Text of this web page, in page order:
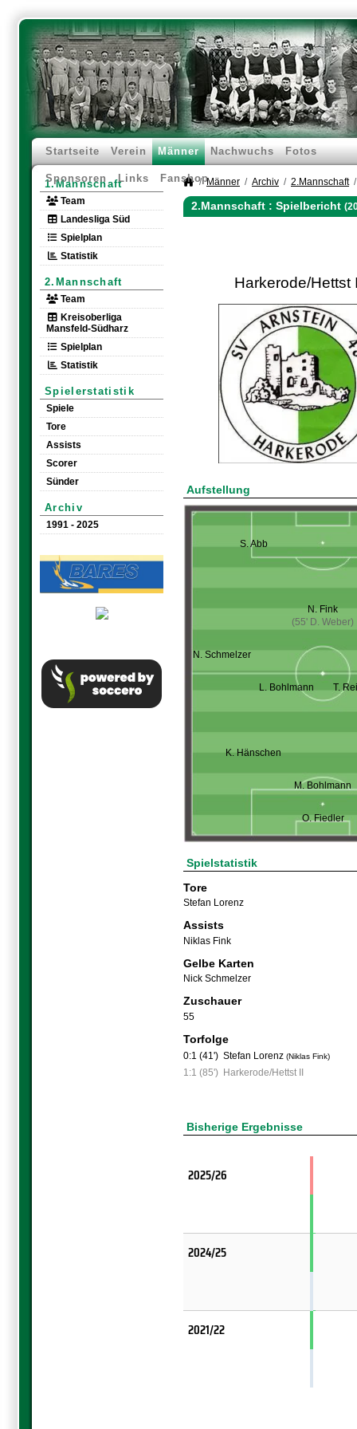
Startseite Verein Männer Nachwuchs Fotos
Sponsoren Links Fanshop
1.Mannschaft
Team
Landesliga Süd
Spielplan
Statistik
2.Mannschaft
Team
Kreisoberliga
Mansfeld-Südharz
Spielplan
Statistik
Spielerstatistik
Spiele
Tore
Assists
Scorer
Sünder
Archiv
1991 - 2025
Männer Archiv 2.Mannschaft
2.Mannschaft : Spielbericht
Harkerode/Hettst
Aufstellung
S. Abb
N. Fink
(55' D. Weber)
N. Schmelzer
L. Bohlmann T.
K. Hänschen
M. Bohlmann
O. Fiedler
Spielstatistik
Tore
Stefan Lorenz
Assists
Niklas Fink
Gelbe Karten
Nick Schmelzer
Zuschauer
55
Torfolge
0:1 (41') Stefan Lorenz (Niklas Fink)
1:1 (85') Harkerode/Hettst II
Bisherige Ergebnisse
2025/26
2024/25
2021/22